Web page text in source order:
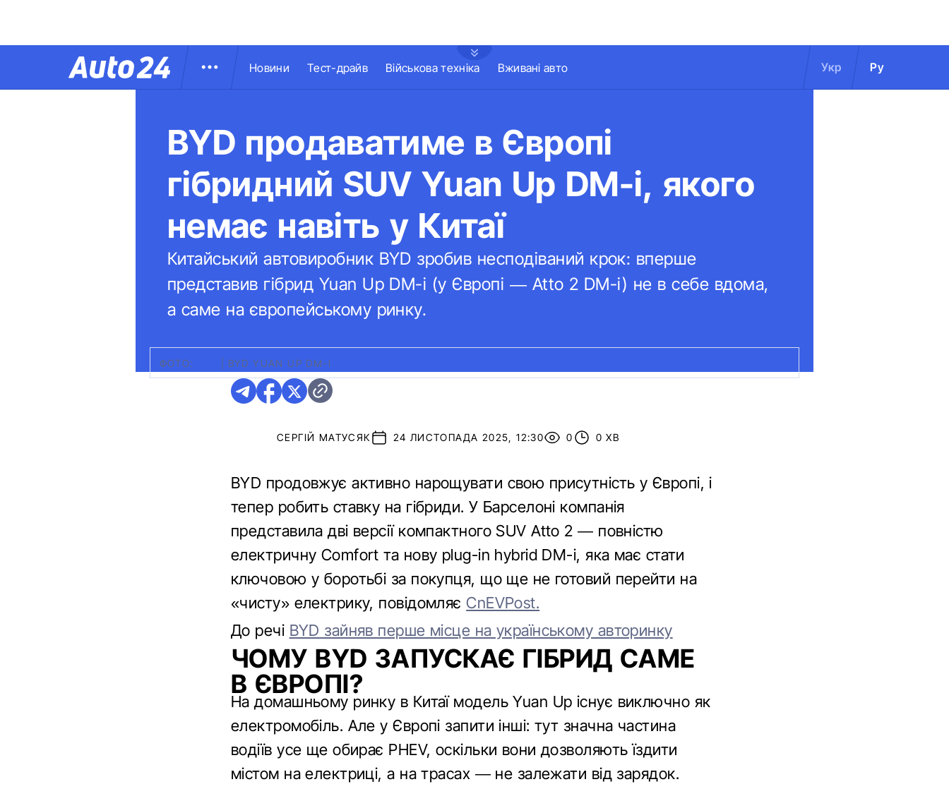
Новини Тест-драйв Військова техніка Вживані авто Укр Ру
BYD продаватиме в Європі
гібридний SUV Yuan Up DM-i, якого
немає навіть у Китаї
Китайський автовиробник BYD зробив несподіваний крок: вперше
представив гібрид Yuan Up DM-i (у Європі — Atto 2 DM-i) не в себе вдома,
а саме на європейському ринку.
ФОТО: BYD YUAN UP DM-I
СЕРГІЙ МАТУСЯК 24 ЛИСТОПАДА 2025, 12:30 0 0 ХВ
BYD продовжує активно нарощувати свою присутність у Європі, і
тепер робить ставку на гібриди. У Барселоні компанія
представила дві версії компактного SUV Atto 2 — повністю
електричну Comfort та нову plug-in hybrid DM-i, яка має стати
ключовою у боротьбі за покупця, що ще не готовий перейти на
«чисту» електрику, повідомляєCnEVPost.
До речі BYD зайняв перше місце на українському авторинку
ЧОМУ BYD ЗАПУСКАЄ ГІБРИД САМЕ
В ЄВРОПІ?
На домашньому ринку в Китаї модель Yuan Up існує виключно як
електромобіль. Але у Європі запити інші: тут значна частина
водіїв усе ще обирає PHEV, оскільки вони дозволяють їздити
містом на електриці, а на трасах — не залежати від зарядок.